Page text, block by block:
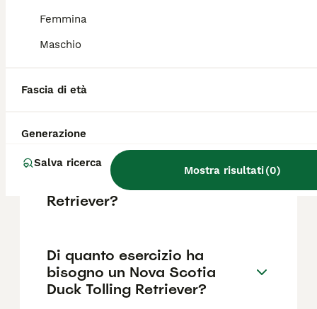
Femmina
Maschio
Fascia di età
Generazione
Salva ricerca
Mostra risultati(0)
perfettamente a famiglie attive che possono
mentale quotidiana.
How much does a Nova
Quali sono i difetti del Nova
Scotia Duck Tolling
Retriever?
Di quanto esercizio ha
bisogno un Nova Scotia
Duck Tolling Retriever?